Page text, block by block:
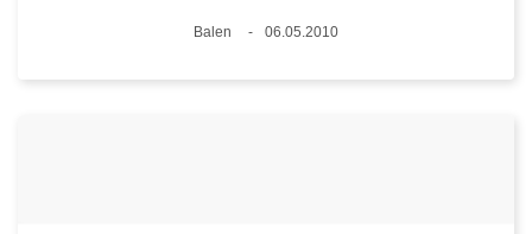
Lieux
Balen
06.05.2010